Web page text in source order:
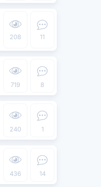
11
208
8
719
1
240
14
436